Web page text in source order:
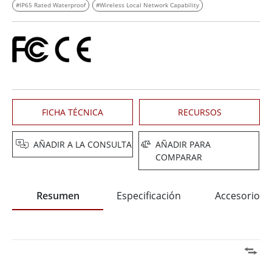
#IP65 Rated Waterproof #Wireless Local Network Capability
FICHA TÉCNICA RECURSOS
AÑADIR A LA CONSULTA
AÑADIR PARA
COMPARAR
Resumen Especificación Accesorios